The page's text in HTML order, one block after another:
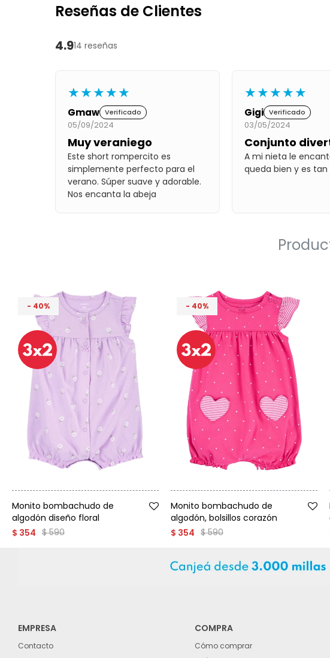
Reseñas de Clientes
4.914 reseñas
★★★★★
Gmaw Verificado
05/09/2024
Muy veraniego
Este short rompercito es
simplemente perfecto para el
verano. Súper suave y adorable.
Nos encanta la abeja
★★★★★
Gigi Verificado
03/05/2024
Conjunto
A mi nieta le
queda bien y es tan
40
Monito bombachudo de
algodón diseño floral
$ 354 $ 590
40
Monito bombachudo de
algodón, bolsillos corazón
$ 354 $ 590
EMPRESA
Contacto
COMPRA
Cómo comprar